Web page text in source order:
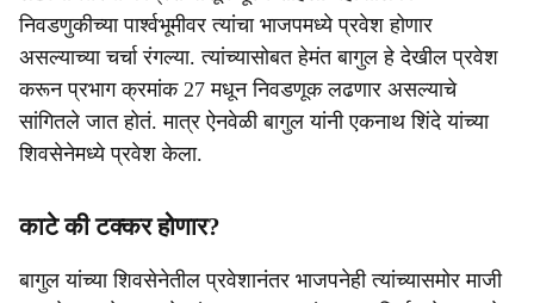
निवडणुकीच्या पार्श्वभूमीवर त्यांचा भाजपमध्ये प्रवेश होणार
असल्याच्या चर्चा रंगल्या. त्यांच्यासोबत हेमंत बागुल हे देखील प्रवेश
करून प्रभाग क्रमांक 27 मधून निवडणूक लढणार असल्याचे
सांगितले जात होतं. मात्र ऐनवेळी बागुल यांनी एकनाथ शिंदे यांच्या
शिवसेनेमध्ये प्रवेश केला.
काटे की टक्कर होणार?
बागुल यांच्या शिवसेनेतील प्रवेशानंतर भाजपनेही त्यांच्यासमोर माजी